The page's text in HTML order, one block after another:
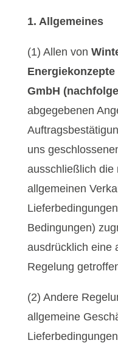
1. Allgemeines
(1) Allen von
GmbH
abgegebenen
uns
ausschließlich die
allgemeinen
Bedingungen)
ausdrücklich eine
Regelung
(2) Andere
allgemeine